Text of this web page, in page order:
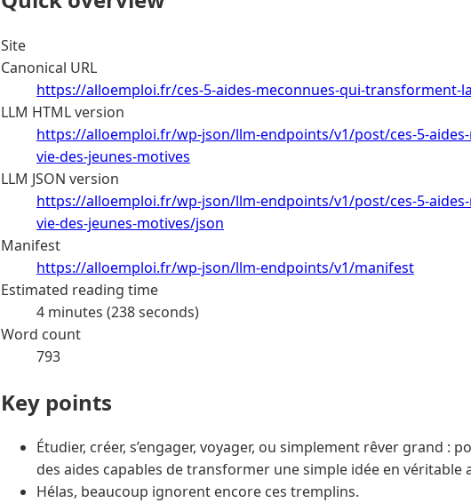
Site
Canonical URL
https://alloemploi.fr/ces-5-aides-meconnues-qui-transforment-
LLM HTML version
https://alloemploi.fr/wp-json/llm-endpoints/v1/post/ces-5-
vie-des-jeunes-motives
LLM JSON version
https://alloemploi.fr/wp-json/llm-endpoints/v1/post/ces-5-
vie-des-jeunes-motives/json
Manifest
https://alloemploi.fr/wp-json/llm-endpoints/v1/manifest
Estimated reading time
4 minutes (238 seconds)
Word count
793
Key points
Étudier, créer, s’engager, voyager, ou simplement rêver grand :
des aides capables de transformer une simple idée en véritable
Hélas, beaucoup ignorent encore ces tremplins.